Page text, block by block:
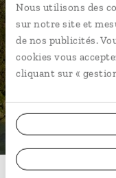
Nous utilisons des
sur notre site et
de nos publicités.
cookies vous
cliquant sur «